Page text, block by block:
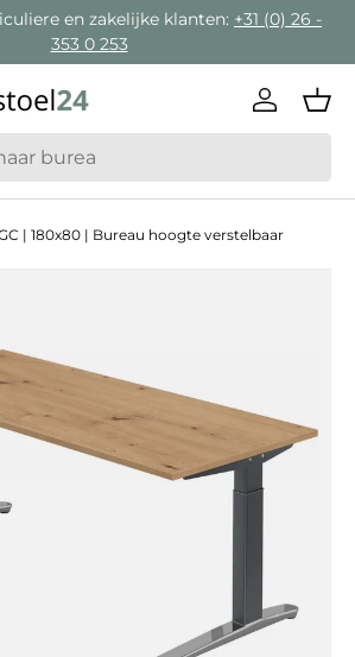
en zakelijke klanten: +31 (0) 26 -
353 0 253
Inloggen
GC | 180x80 | Bureau hoogte verstelbaar